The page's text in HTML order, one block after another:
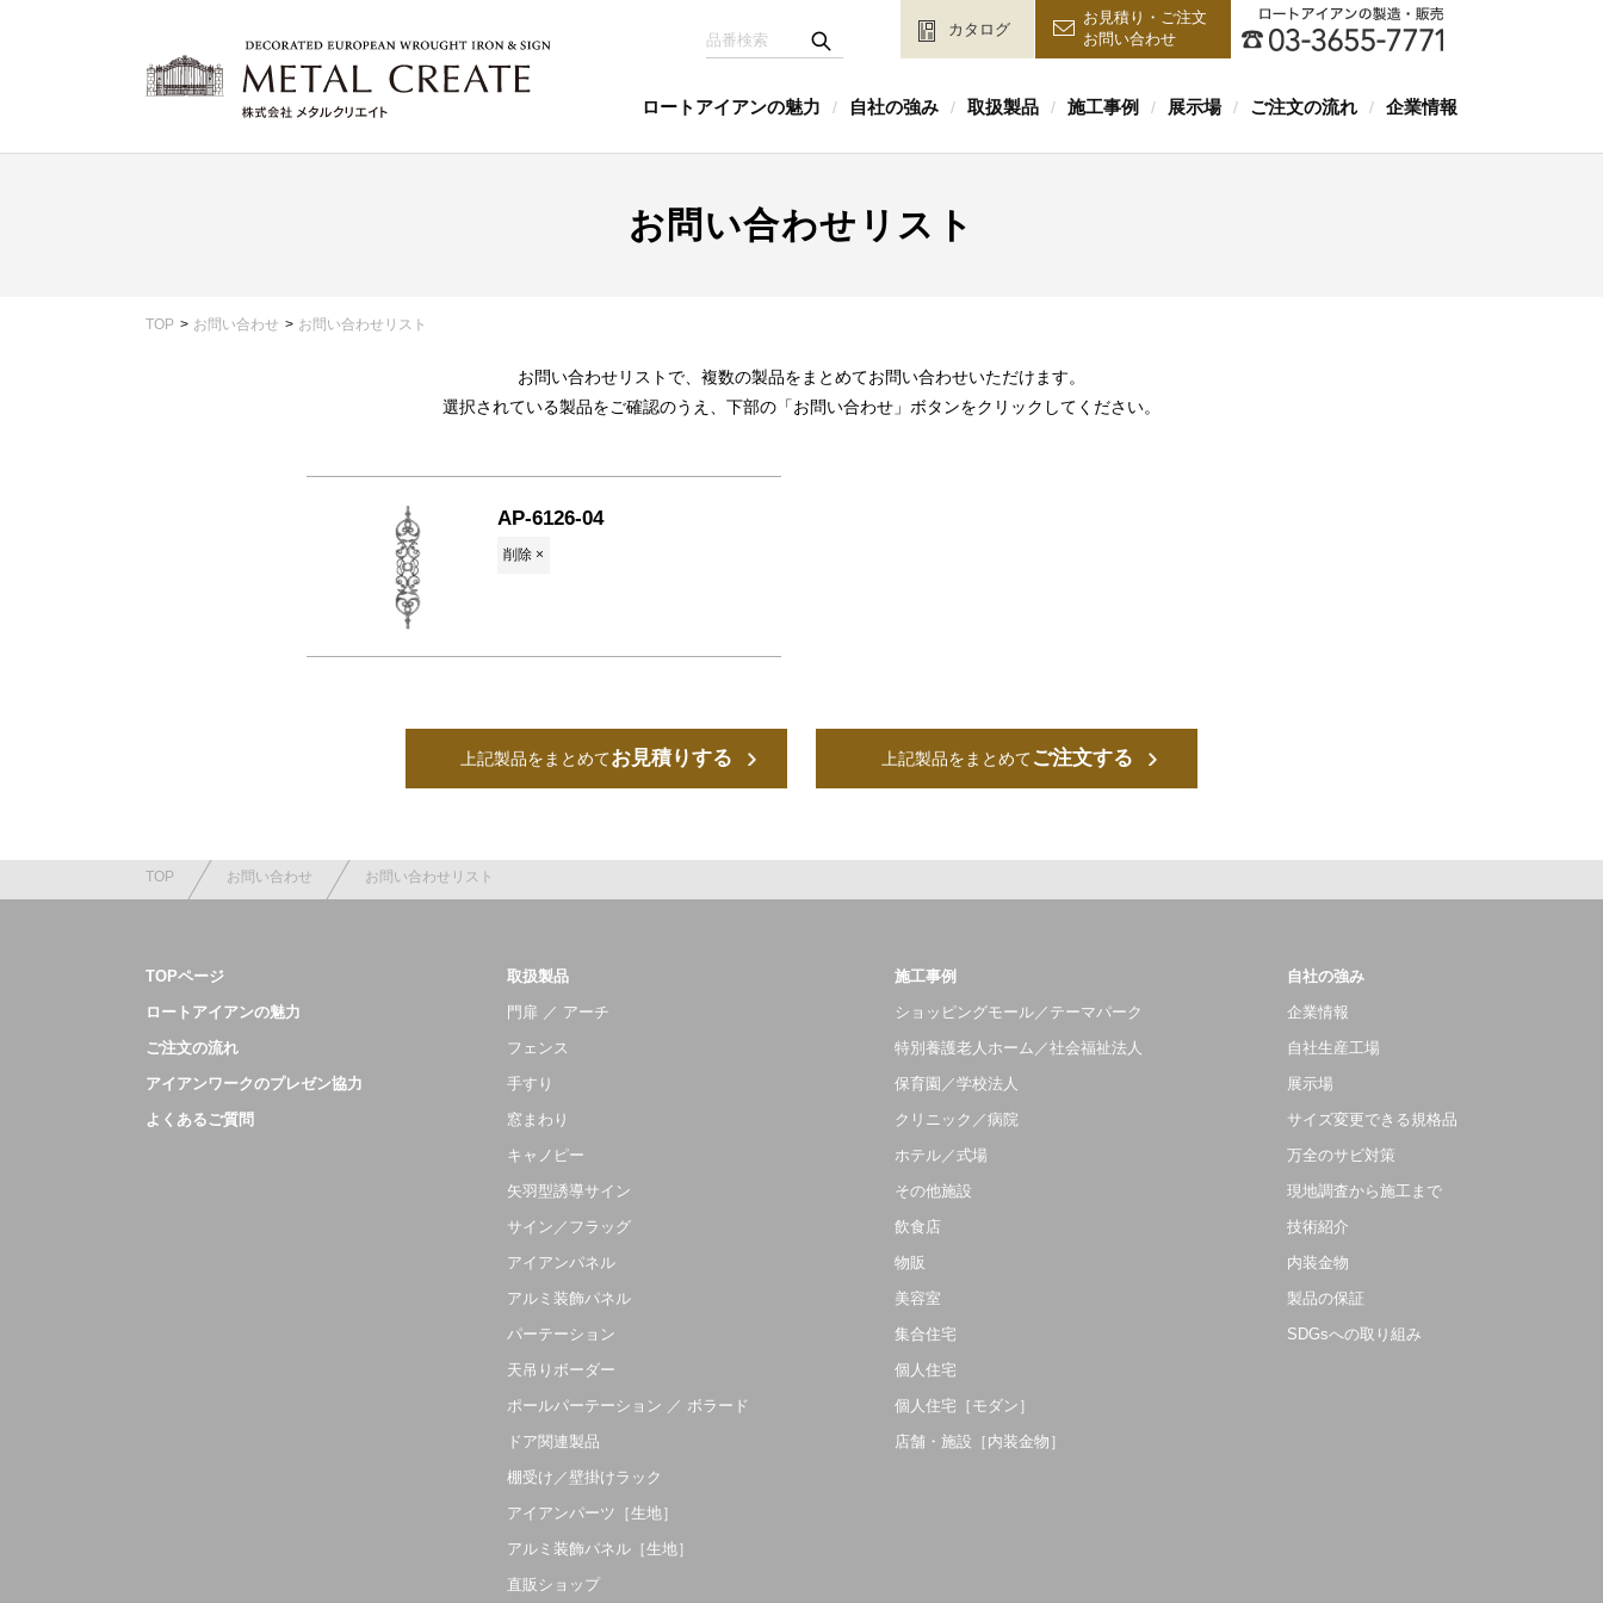
カタログ
お見積り・ご注文
お問い合わせ
ロートアイアンの魅力 / 自社の強み / 取扱製品 / 施工事例 / 展示場 / ご注文の流れ / 企業情報
お問い合わせリスト
TOP お問い合わせ お問い合わせリスト
お問い合わせリストで、複数の製品をまとめてお問い合わせいただけます。
選択されている製品をご確認のうえ、下部の「お問い合わせ」ボタンをクリックしてください。
AP-6126-04
削除 ×
上記製品をまとめてお見積りする 上記製品をまとめてご注文する
TOP お問い合わせ お問い合わせリスト
TOPページ
ロートアイアンの魅力
ご注文の流れ
アイアンワークのプレゼン協力
よくあるご質問
取扱製品
門扉 ／ アーチ
フェンス
手すり
窓まわり
キャノピー
矢羽型誘導サイン
サイン／フラッグ
アイアンパネル
アルミ装飾パネル
パーテーション
天吊りボーダー
ポールパーテーション ／ ボラード
ドア関連製品
棚受け／壁掛けラック
アイアンパーツ［生地］
アルミ装飾パネル［生地］
直販ショップ
施工事例
ショッピングモール／テーマパーク
特別養護老人ホーム／社会福祉法人
保育園／学校法人
クリニック／病院
ホテル／式場
その他施設
飲食店
物販
美容室
集合住宅
個人住宅
個人住宅［モダン］
店舗・施設［内装金物］
自社の強み
企業情報
自社生産工場
展示場
サイズ変更できる規格品
万全のサビ対策
現地調査から施工まで
技術紹介
内装金物
製品の保証
SDGsへの取り組み